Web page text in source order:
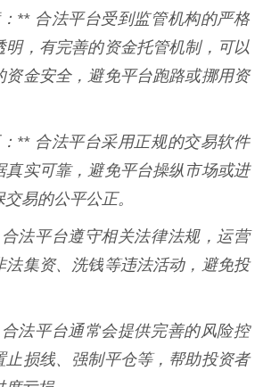
** 合法平台受到监管机构的严格
明，有完善的资金托管机制，可以
资金安全，避免平台跑路或挪用资
** 合法平台采用正规的交易软件
真实可靠，避免平台操纵市场或进
易的公平公正。
法平台遵守相关法律法规，运营
法集资、洗钱等违法活动，避免投
法平台通常会提供完善的风险控
止损线、强制平仓等，帮助投资者